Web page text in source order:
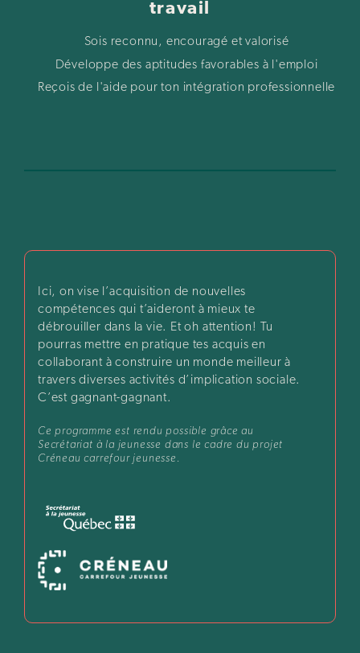
travail
Sois reconnu, encouragé et valorisé
Développe des aptitudes favorables à l'emploi
Reçois de l'aide pour ton intégration professionnelle
Ici, on vise l’acquisition de nouvelles
compétences qui t’aideront à mieux te
débrouiller dans la vie. Et oh attention! Tu
pourras mettre en pratique tes acquis en
collaborant à construire un monde meilleur à
travers diverses activités d’implication sociale.
C’est gagnant-gagnant.
Ce programme est rendu possible grâce au
Secrétariat à la jeunesse dans le cadre du projet
Créneau carrefour jeunesse.